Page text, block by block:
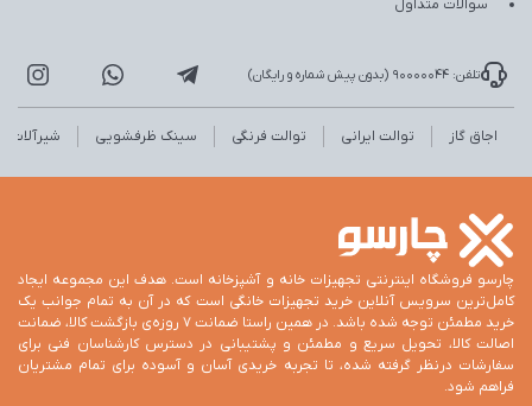
سوالات متداول
تلفن: 90000044 (بدون پیش شماره و رایگان)
اجاق گاز توالت ایرانی توالت فرنگی سینک ظرفشویی شیرآلات
چارسو فروشگاه اینترنتی تجهیزات خانه و آشپزخانه است. هدف این مجموعه ایجاد
کامل‌ترین سرویس آنلاین خرید تجهیزات خانگی است که در آن به تمام جوانب یک
خرید مطمئن توجه شده باشد. در همین راستا ضمانت 7 روزه‌ی بازگشت کالا، ضمانت
اصالت کالا، تحویل سریع و مطمئن و پشتیبانی در دسترس کارشناسان فنی برای
سفارشات درنظر گرفته شده، تا تجربه خریدی آسان و آسوده برای تمام مشتریان
فراهم شود.